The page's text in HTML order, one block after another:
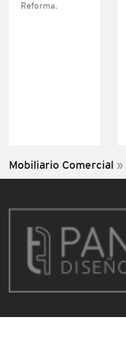
Reforma.
Mobiliario Comercial »